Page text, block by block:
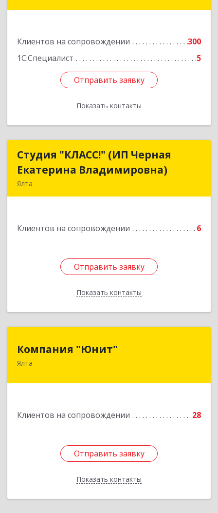
Клиентов на сопровождении
300
1С:Специалист
5
Отправить заявку
Показать контакты
Отправить заявку
Назад
Студия "КЛАСС!" (ИП Черная
Екатерина Владимировна)
Ялта
Клиентов на сопровождении 6
Отправить заявку
Показать контакты
Студия "КЛАСС!" (ИП Черная
Екатерина Владимировна)
Отправить заявку
Назад
Компания "Юнит"
Ялта
Клиентов на сопровождении 28
Отправить заявку
Показать контакты
298600, Крым Респ, Ялта г, Васильева ул, дом №
Отправить заявку
Назад